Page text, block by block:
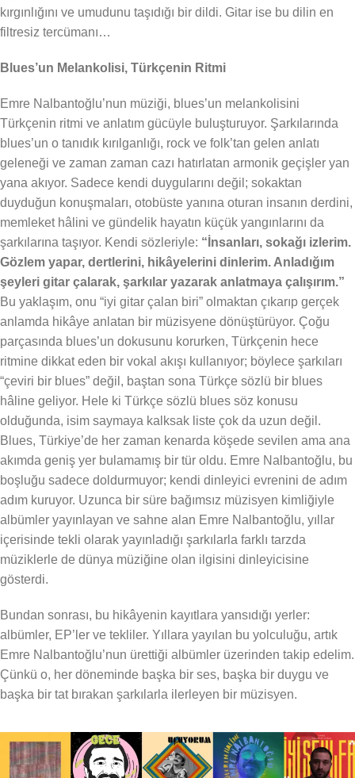
kırgınlığını ve umudunu taşıdığı bir dildi. Gitar ise bu dilin en
filtresiz tercümanı…
Blues’un Melankolisi, Türkçenin Ritmi
Emre Nalbantoğlu’nun müziği, blues’un melankolisini
Türkçenin ritmi ve anlatım gücüyle buluşturuyor. Şarkılarında
blues’un o tanıdık kırılganlığı, rock ve folk’tan gelen anlatı
geleneği ve zaman zaman cazı hatırlatan armonik geçişler yan
yana akıyor. Sadece kendi duygularını değil; sokaktan
duyduğun konuşmaları, otobüste yanına oturan insanın derdini,
memleket hâlini ve gündelik hayatın küçük yangınlarını da
şarkılarına taşıyor. Kendi sözleriyle: “İnsanları, sokağı izlerim.
Gözlem yapar, dertlerini, hikâyelerini dinlerim. Anladığım
şeyleri gitar çalarak, şarkılar yazarak anlatmaya çalışırım.”
Bu yaklaşım, onu “iyi gitar çalan biri” olmaktan çıkarıp gerçek
anlamda hikâye anlatan bir müzisyene dönüştürüyor. Çoğu
parçasında blues’un dokusunu korurken, Türkçenin hece
ritmine dikkat eden bir vokal akışı kullanıyor; böylece şarkıları
“çeviri bir blues” değil, baştan sona Türkçe sözlü bir blues
hâline geliyor. Hele ki Türkçe sözlü blues söz konusu
olduğunda, isim saymaya kalksak liste çok da uzun değil.
Blues, Türkiye’de her zaman kenarda köşede sevilen ama ana
akımda geniş yer bulamamış bir tür oldu. Emre Nalbantoğlu, bu
boşluğu sadece doldurmuyor; kendi dinleyici evrenini de adım
adım kuruyor. Uzunca bir süre bağımsız müzisyen kimliğiyle
albümler yayınlayan ve sahne alan Emre Nalbantoğlu, yıllar
içerisinde tekli olarak yayınladığı şarkılarla farklı tarzda
müziklerle de dünya müziğine olan ilgisini dinleyicisine
gösterdi.
Bundan sonrası, bu hikâyenin kayıtlara yansıdığı yerler:
albümler, EP’ler ve tekliler. Yıllara yayılan bu yolculuğu, artık
Emre Nalbantoğlu’nun ürettiği albümler üzerinden takip edelim.
Çünkü o, her döneminde başka bir ses, başka bir duygu ve
başka bir tat bırakan şarkılarla ilerleyen bir müzisyen.